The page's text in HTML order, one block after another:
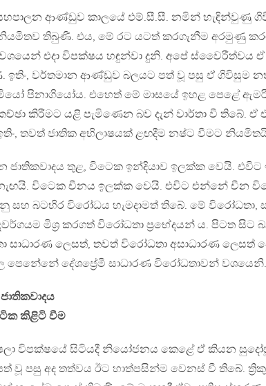
ආණ්ඩුව කාලයේ එම්.සී.සී. නමින් හැඳින්වුණු
තිබුණි. එය, මේ රට යටත් කරගැනීම අරමුණු
එදා විපක්ෂය හඳුන්වා දුනි. අපේ ස්වෛරීත්වය
ඉතිං, වර්තමාන ආණ්ඩුව බලයට පත් වූ පසු ඒ ගිවිසුම
පිනාගියෝය. එහෙත් මේ මාසයේ ඉහළ පෙළේ
කිරීමට යළි පැමිණෙන බව දැන් වාර්තා වී
තවත් ජාතික අභිලාෂයක් ළඟදීම නෂ්ට වීමට
ජාතිකවාදය තුළ, විටෙක ඉන්දියාව ඉලක්ක වෙයි.
විටෙක චීනය ඉලක්ක වෙයි. එවිට එන්නේ චීන
සහ බටහිර විරෝධය හැමදාමත් තිබේ. මේ විරෝධතා,
මිශ්‍ර කරගත් විරෝධතා ප්‍රභේදයන් ය. පිටත
සාධාරණ ලෙසත්, තවත් විරෝධතා අසාධාරණ ලෙසත්
පෙනේනේ දේශප්‍රේමී සාධාරණ විරෝධතාවන් වශයෙනි.
කිළිටි වීම
විපක්ෂයේ සිටියදී නියෝජනය කෙළේ ඒ කියන
වූ පසු අද තත්වය ඊට හාත්පසින්ම වෙනස් වී තිබේ.